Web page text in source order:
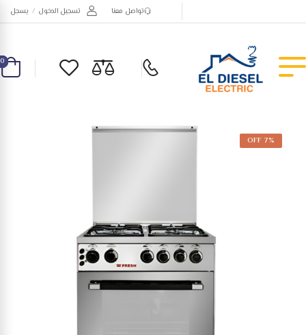
تواصل معنا تسجيل الدخول / يسجل
0
7% OFF